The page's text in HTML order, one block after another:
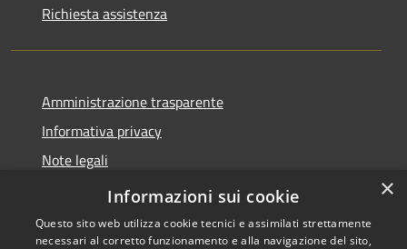
Richiesta assistenza
Amministrazione trasparente
Informativa privacy
Note legali
Dichiarazione di accessibilità
×
Informazioni sui cookie
Questo sito web utilizza cookie tecnici e assimilati strettamente
necessari al corretto funzionamento e alla navigazione del sito,